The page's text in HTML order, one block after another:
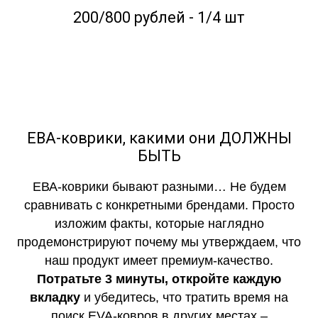
200/800 рублей - 1/4 шт
ЕВА-коврики, какими они ДОЛЖНЫ
БЫТЬ
ЕВА-коврики бывают разными… Не будем
сравнивать с конкретными брендами. Просто
изложим факты, которые наглядно
продемонстрируют почему мы утверждаем, что
наш продукт имеет премиум-качество.
Потратьте 3 минуты, откройте каждую
вкладку и убедитесь, что тратить время на